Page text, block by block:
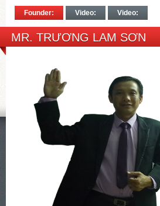
Founder: Video: Video:
MR. TRƯƠNG LAM SƠN